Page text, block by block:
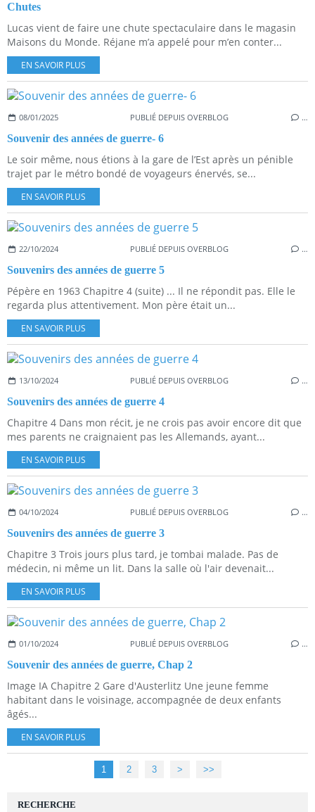
Chutes
Lucas vient de faire une chute spectaculaire dans le magasin
Maisons du Monde. Réjane m’a appelé pour m’en conter...
EN SAVOIR PLUS
08/01/2025 PUBLIÉ DEPUIS OVERBLOG …
Souvenir des années de guerre- 6
Le soir même, nous étions à la gare de l’Est après un pénible
trajet par le métro bondé de voyageurs énervés, se...
EN SAVOIR PLUS
22/10/2024 PUBLIÉ DEPUIS OVERBLOG …
Souvenirs des années de guerre 5
Pépère en 1963 Chapitre 4 (suite) ... Il ne répondit pas. Elle le
regarda plus attentivement. Mon père était un...
EN SAVOIR PLUS
13/10/2024 PUBLIÉ DEPUIS OVERBLOG …
Souvenirs des années de guerre 4
Chapitre 4 Dans mon récit, je ne crois pas avoir encore dit que
mes parents ne craignaient pas les Allemands, ayant...
EN SAVOIR PLUS
04/10/2024 PUBLIÉ DEPUIS OVERBLOG …
Souvenirs des années de guerre 3
Chapitre 3 Trois jours plus tard, je tombai malade. Pas de
médecin, ni même un lit. Dans la salle où l'air devenait...
EN SAVOIR PLUS
01/10/2024 PUBLIÉ DEPUIS OVERBLOG …
Souvenir des années de guerre, Chap 2
Image IA Chapitre 2 Gare d'Austerlitz Une jeune femme
habitant dans le voisinage, accompagnée de deux enfants
âgés...
EN SAVOIR PLUS
1 2 3 > >>
RECHERCHE